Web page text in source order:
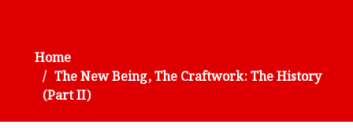
Home
The New Being, The Craftwork: The History
(Part II)